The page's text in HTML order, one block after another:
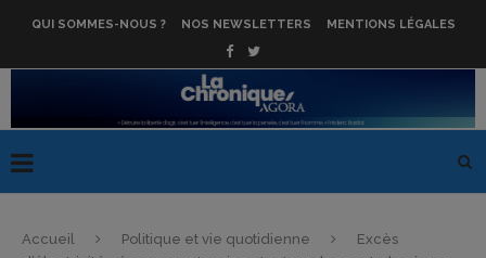
QUI SOMMES-NOUS ? NOS NEWSLETTERS MENTIONS LÉGALES
Accueil Politique et vie quotidienne
Excès